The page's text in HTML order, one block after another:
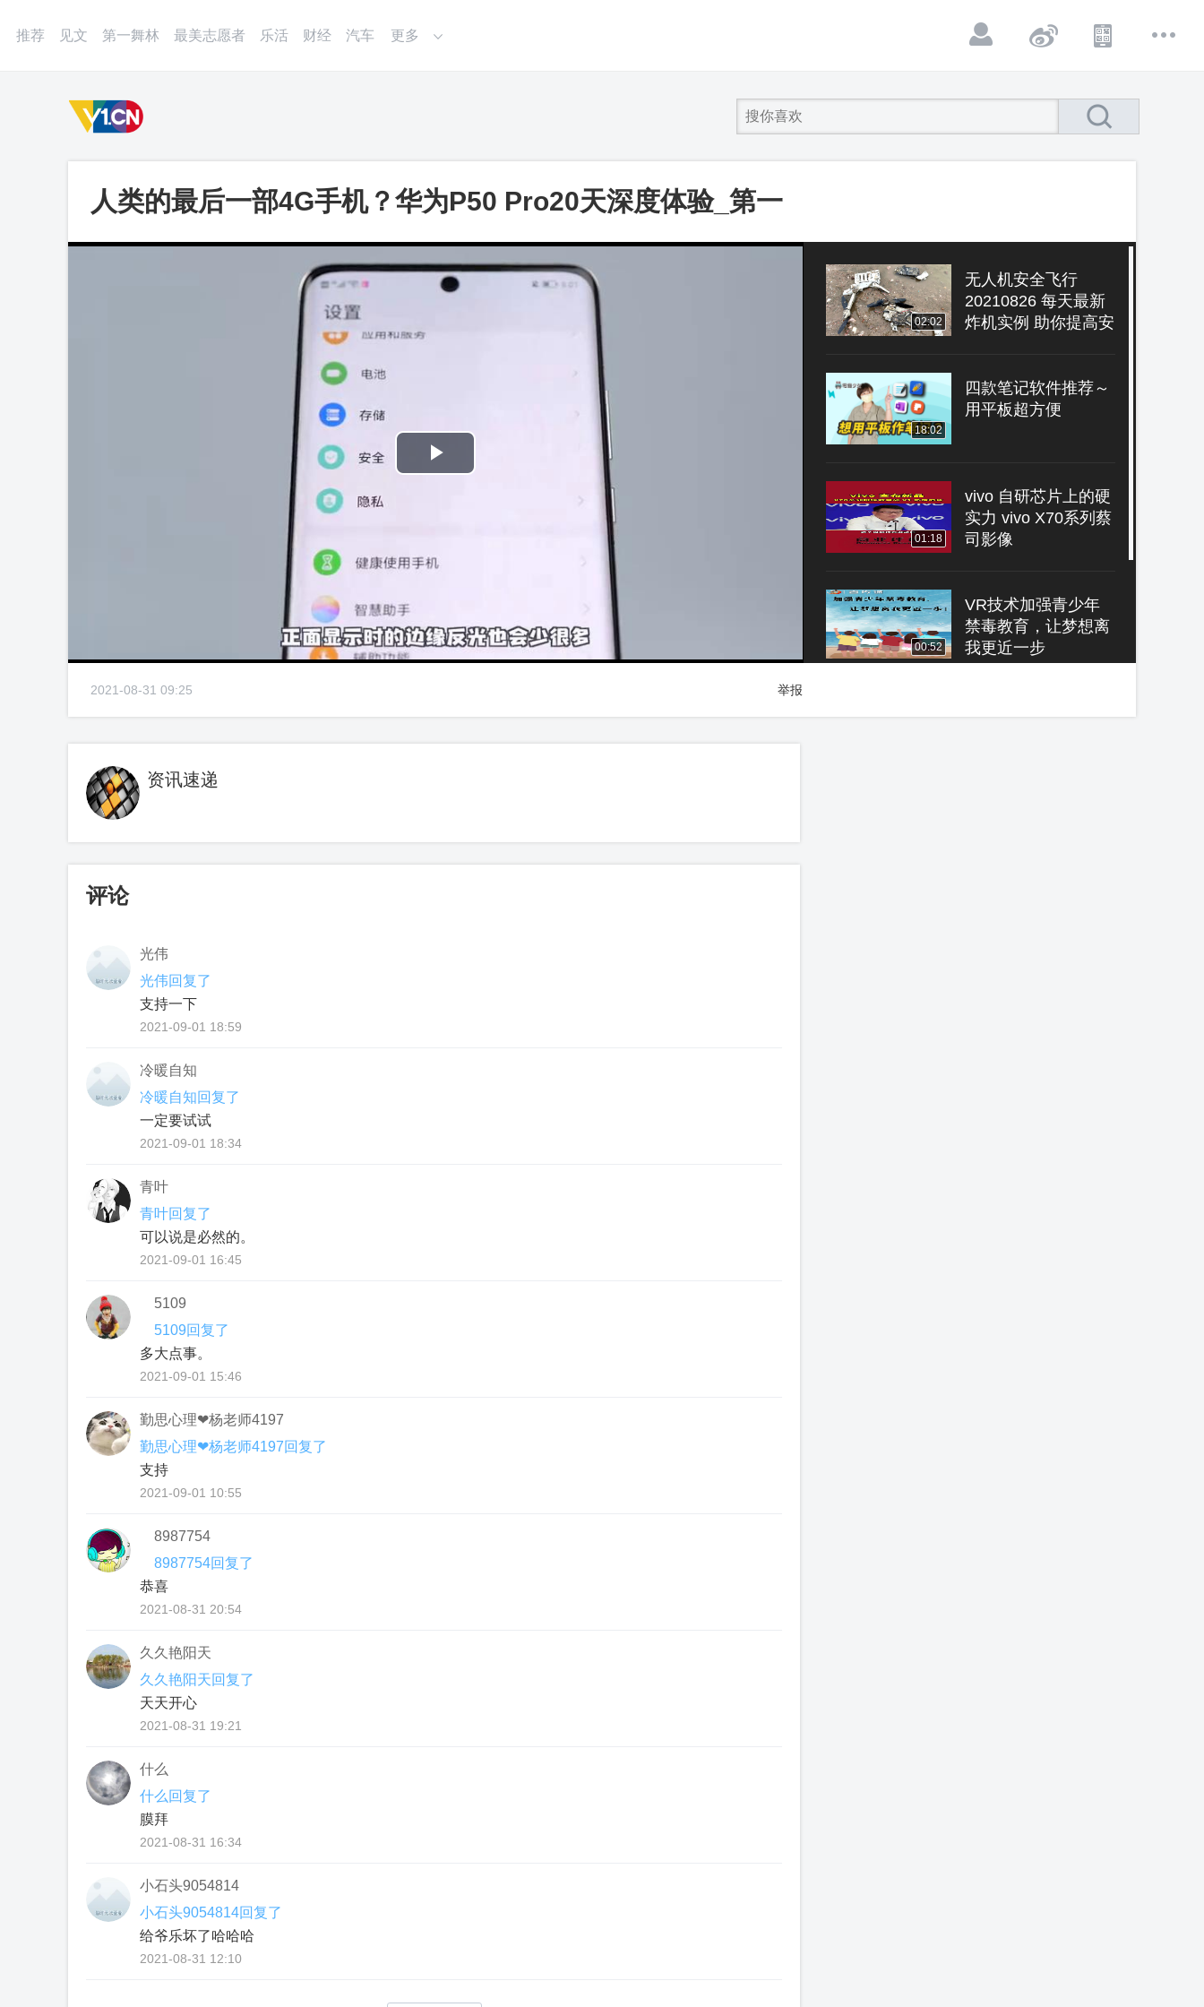
推荐 见文 第一舞林 最美志愿者 乐活 财经 汽车 更多
人类的最后一部4G手机？华为P50 Pro20天深度体验_第一
视频
Play
02:02
无人机安全飞行
20210826 每天最新
炸机实例 助你提高安
18:02
四款笔记软件推荐～
用平板超方便
01:18
vivo 自研芯片上的硬
实力 vivo X70系列蔡
司影像
00:52
VR技术加强青少年
禁毒教育，让梦想离
我更近一步
从45米高空扔下888
2021-08-31 09:25 举报
资讯速递
评论
光伟
光伟回复了
支持一下
2021-09-01 18:59
冷暖自知
冷暖自知回复了
一定要试试
2021-09-01 18:34
青叶
青叶回复了
可以说是必然的。
2021-09-01 16:45
5109
5109回复了
多大点事。
2021-09-01 15:46
勤思心理❤杨老师4197
勤思心理❤杨老师4197回复了
支持
2021-09-01 10:55
8987754
8987754回复了
恭喜
2021-08-31 20:54
久久艳阳天
久久艳阳天回复了
天天开心
2021-08-31 19:21
什么
什么回复了
膜拜
2021-08-31 16:34
小石头9054814
小石头9054814回复了
给爷乐坏了哈哈哈
2021-08-31 12:10